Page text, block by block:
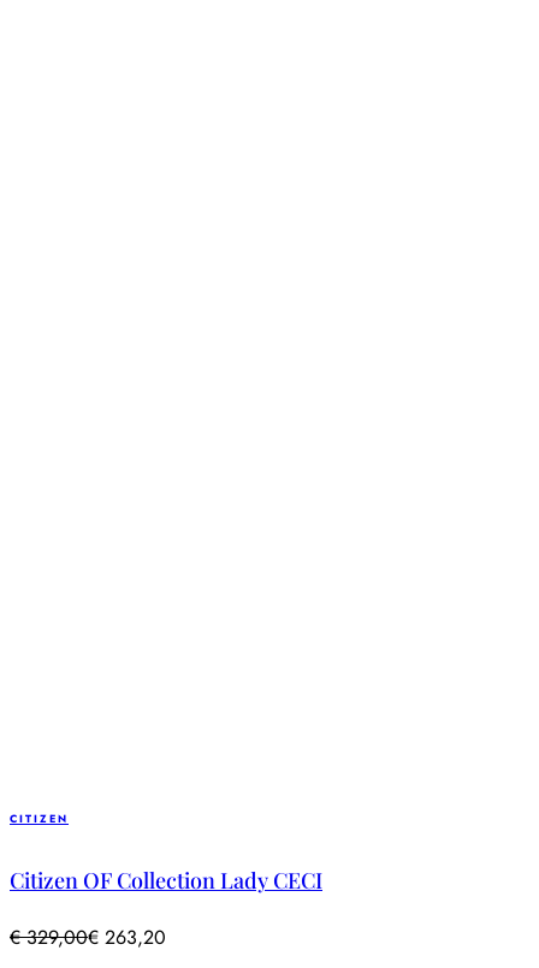
CITIZEN
Citizen OF Collection Lady CECI
€329,00€ 263,20